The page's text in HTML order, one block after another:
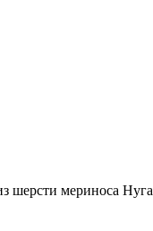
шерсти мериноса Нуга